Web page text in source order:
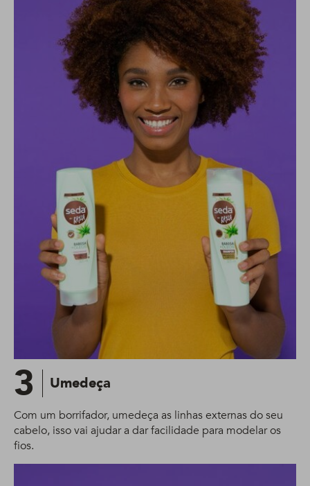
3 Umedeça
Com um borrifador, umedeça as linhas externas do seu
cabelo, isso vai ajudar a dar facilidade para modelar os
fios.